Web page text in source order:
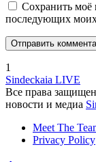
Сохранить моё
последующих
1
Sindeckaia LIVE
Все права
новости и медиа
Meet The
Privacy Policy